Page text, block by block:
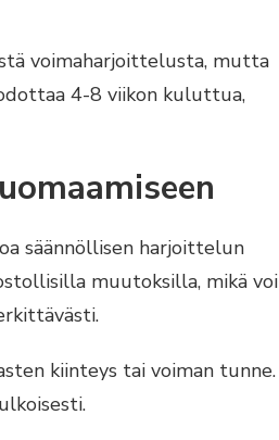
voimaharjoittelusta, mutta
4-8 viikon kuluttua,
säännöllisen harjoittelun
muutoksilla, mikä voi
kiinteys tai voiman tunne.